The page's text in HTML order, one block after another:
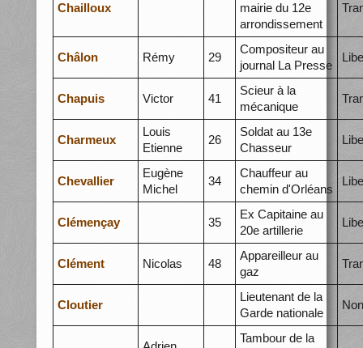
Chailloux
mairie du 12e
arrondissement
Châlon Rémy 29
Compositeur au
journal La Presse
Chapuis Victor 41
Scieur à la
mécanique
Charmeux
Louis
Etienne
26
Soldat au 13e
Chasseur
Chevallier
Eugène
Michel
34
Chauffeur au
chemin d'Orléans
Clémençay 35
Ex Capitaine au
20e artillerie
Clément Nicolas 48
Appareilleur au
gaz
Cloutier
Lieutenant de la
Garde nationale
Tambour de la